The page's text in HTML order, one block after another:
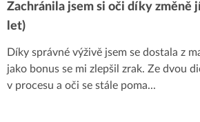
Zachránila jsem si oči díky změně
let)
Díky správné výživě jsem se dostala z
jako bonus se mi zlepšil zrak. Ze dvou
v procesu a oči se stále poma...